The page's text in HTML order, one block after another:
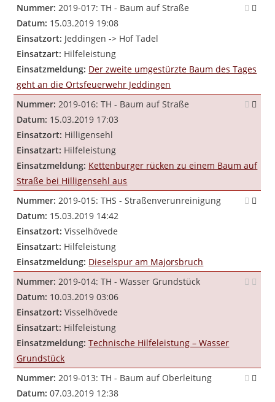
Nummer: 2019-017: TH - Baum auf Straße
Datum: 15.03.2019 19:08
Einsatzort: Jeddingen -> Hof Tadel
Einsatzart: Hilfeleistung
Einsatzmeldung: Der zweite umgestürzte Baum des Tages
geht an die Ortsfeuerwehr Jeddingen
Nummer: 2019-016: TH - Baum auf Straße
Datum: 15.03.2019 17:03
Einsatzort: Hilligensehl
Einsatzart: Hilfeleistung
Einsatzmeldung: Kettenburger rücken zu einem Baum auf
Straße bei Hilligensehl aus
Nummer: 2019-015: THS - Straßenverunreinigung
Datum: 15.03.2019 14:42
Einsatzort: Visselhövede
Einsatzart: Hilfeleistung
Einsatzmeldung: Dieselspur am Majorsbruch
Nummer: 2019-014: TH - Wasser Grundstück
Datum: 10.03.2019 03:06
Einsatzort: Visselhövede
Einsatzart: Hilfeleistung
Einsatzmeldung: Technische Hilfeleistung – Wasser
Grundstück
Nummer: 2019-013: TH - Baum auf Oberleitung
Datum: 07.03.2019 12:38